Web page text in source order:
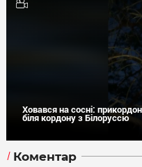
Ховався на сосні:
біля кордону з Білоруссю
Коментар